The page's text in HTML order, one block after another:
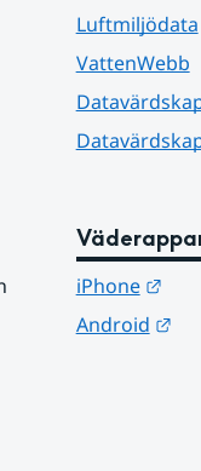
Luftmiljödata
VattenWebb
iPhone
Android